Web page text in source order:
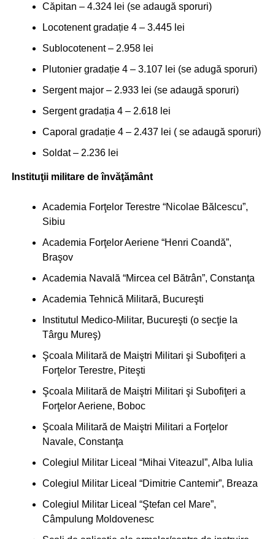
Căpitan – 4.324 lei (se adaugă sporuri)
Locotenent gradație 4 – 3.445 lei
Sublocotenent – 2.958 lei
Plutonier gradație 4 – 3.107 lei (se adugă sporuri)
Sergent major – 2.933 lei (se adaugă sporuri)
Sergent gradația 4 – 2.618 lei
Caporal gradație 4 – 2.437 lei ( se adaugă sporuri)
Soldat – 2.236 lei
Instituţii militare de învăţământ
Academia Forţelor Terestre “Nicolae Bălcescu”,
Sibiu
Academia Forţelor Aeriene “Henri Coandă”,
Braşov
Academia Navală “Mircea cel Bătrân”, Constanţa
Academia Tehnică Militară, Bucureşti
Institutul Medico-Militar, Bucureşti (o secţie la
Târgu Mureş)
Şcoala Militară de Maiştri Militari şi Subofiţeri a
Forţelor Terestre, Piteşti
Şcoala Militară de Maiştri Militari şi Subofiţeri a
Forţelor Aeriene, Boboc
Şcoala Militară de Maiştri Militari a Forţelor
Navale, Constanţa
Colegiul Militar Liceal “Mihai Viteazul”, Alba Iulia
Colegiul Militar Liceal “Dimitrie Cantemir”, Breaza
Colegiul Militar Liceal “Ştefan cel Mare”,
Câmpulung Moldovenesc